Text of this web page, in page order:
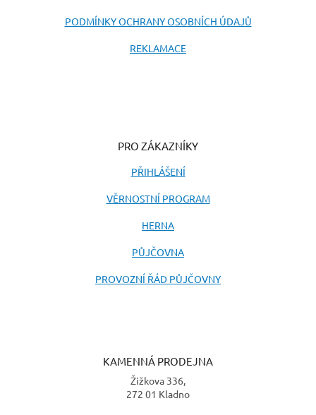
PODMÍNKY OCHRANY OSOBNÍCH ÚDAJŮ
REKLAMACE
PRO ZÁKAZNÍKY
PŘIHLÁŠENÍ
VĚRNOSTNÍ PROGRAM
HERNA
PŮJČOVNA
PROVOZNÍ ŘÁD PŮJČOVNY
KAMENNÁ PRODEJNA
Žižkova 336,
272 01 Kladno